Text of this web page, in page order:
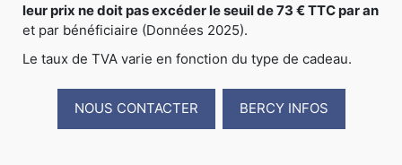
leur prix ne doit pas excéder le seuil de 73 € TTC par an
et par bénéficiaire (Données 2025).
Le taux de TVA varie en fonction du type de cadeau.
NOUS CONTACTER BERCY INFOS